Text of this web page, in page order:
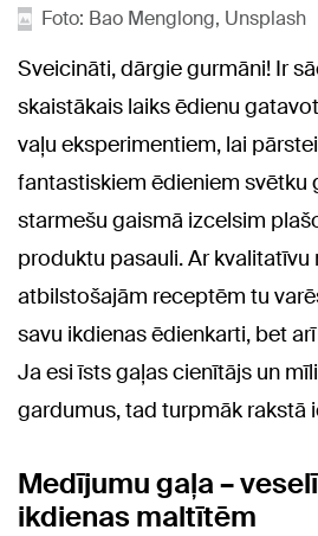
Foto: Bao Menglong, Unsplash
Sveicināti, dārgie gurmāni! Ir
skaistākais laiks ēdienu
vaļu eksperimentiem, lai
fantastiskiem ēdieniem svētku
starmešu gaismā izcelsim
produktu pasauli. Ar
atbilstošajām receptēm tu
savu ikdienas ēdienkarti, bet
Ja esi īsts gaļas cienītājs un
gardumus, tad turpmāk rakstā
Medījumu gaļa –
ikdienas maltītēm